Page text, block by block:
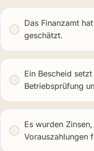
Das Finanzamt
geschätzt.
Ein Bescheid
Betriebsprüfung
Es wurden
Vorauszahlungen